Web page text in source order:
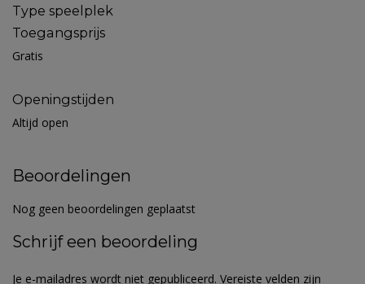
Type speelplek
Toegangsprijs
Gratis
Openingstijden
Altijd open
Beoordelingen
Nog geen beoordelingen geplaatst
Schrijf een beoordeling
Je e-mailadres wordt niet gepubliceerd. Vereiste velden zijn